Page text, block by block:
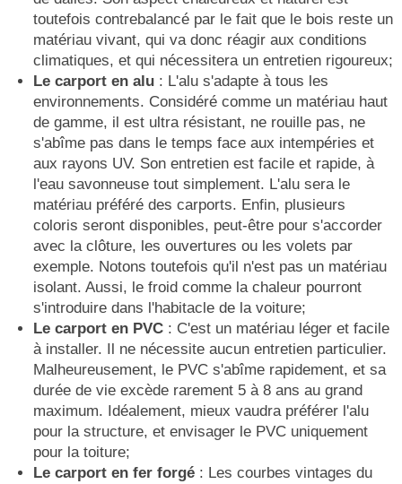
toutefois contrebalancé par le fait que le bois reste un
matériau vivant, qui va donc réagir aux conditions
climatiques, et qui nécessitera un entretien rigoureux;
Le carport en alu: L'alu s'adapte à tous les
environnements. Considéré comme un matériau haut
de gamme, il est ultra résistant, ne rouille pas, ne
s'abîme pas dans le temps face aux intempéries et
aux rayons UV. Son entretien est facile et rapide, à
l'eau savonneuse tout simplement. L'alu sera le
matériau préféré des carports. Enfin, plusieurs
coloris seront disponibles, peut-être pour s'accorder
avec la clôture, les ouvertures ou les volets par
exemple. Notons toutefois qu'il n'est pas un matériau
isolant. Aussi, le froid comme la chaleur pourront
s'introduire dans l'habitacle de la voiture;
Le carport en PVC: C'est un matériau léger et facile
à installer. Il ne nécessite aucun entretien particulier.
Malheureusement, le PVC s'abîme rapidement, et sa
durée de vie excède rarement 5 à 8 ans au grand
maximum. Idéalement, mieux vaudra préférer l'alu
pour la structure, et envisager le PVC uniquement
pour la toiture;
Le carport en fer forgé: Les courbes vintages du